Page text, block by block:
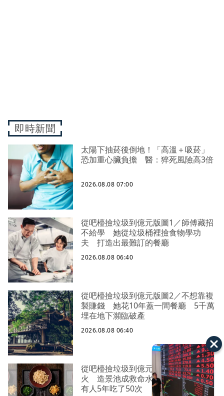
即時新聞
太陽下抽菸後倒地！「高溫＋吸菸」
恐加重心臟負擔 醫：猝死風險高3倍
2026.08.08 07:00
從吧檯撿垃圾到億元版圖1／師傅藏招
不給學 她從垃圾桶裡撿食物學功
夫 打造出最難訂的餐廳
2026.08.08 06:40
從吧檯撿垃圾到億元版圖2／不想靠複
製賺錢 她花10年蓋一間餐廳 5千萬
埋在地下瀕臨破產
2026.08.08 06:40
從吧檯撿垃圾到億元版圖3／開幕就失
火 造景池成救命水 4千元一客餐
有人5年吃了50次